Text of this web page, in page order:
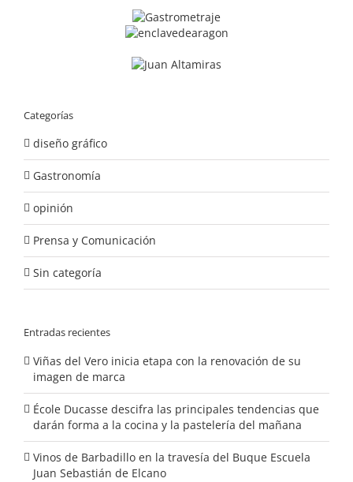
Categorías
diseño gráfico
Gastronomía
opinión
Prensa y Comunicación
Sin categoría
Entradas recientes
Viñas del Vero inicia etapa con la renovación de su
imagen de marca
École Ducasse descifra las principales tendencias que
darán forma a la cocina y la pastelería del mañana
Vinos de Barbadillo en la travesía del Buque Escuela
Juan Sebastián de Elcano